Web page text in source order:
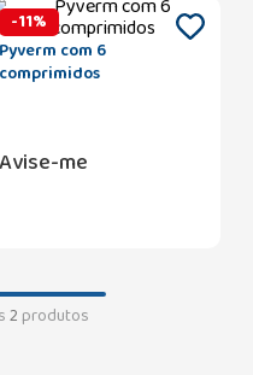
-11%
Pyverm com 6
comprimidos
Avise-me
2produtos